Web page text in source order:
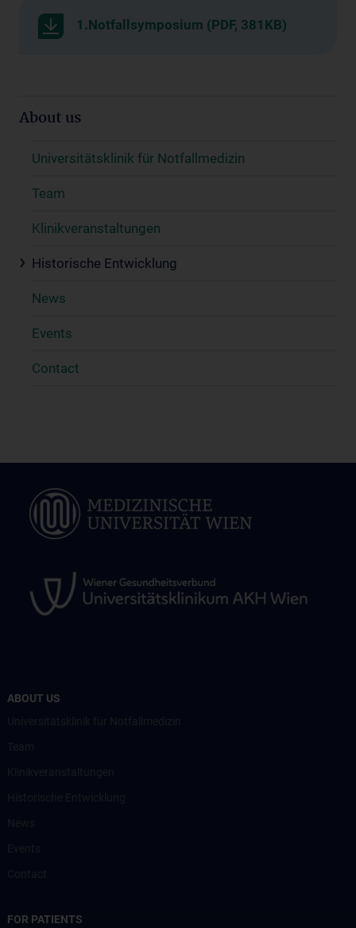
1.Notfallsymposium (PDF, 381KB)
About us
Universitätsklinik für Notfallmedizin
Team
Klinikveranstaltungen
Historische Entwicklung
News
Events
Contact
ABOUT US
FOR PATIENTS